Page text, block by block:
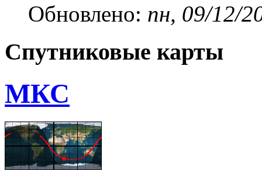
Обновлено: пн, 09/12/
Спутниковые карты
МКС